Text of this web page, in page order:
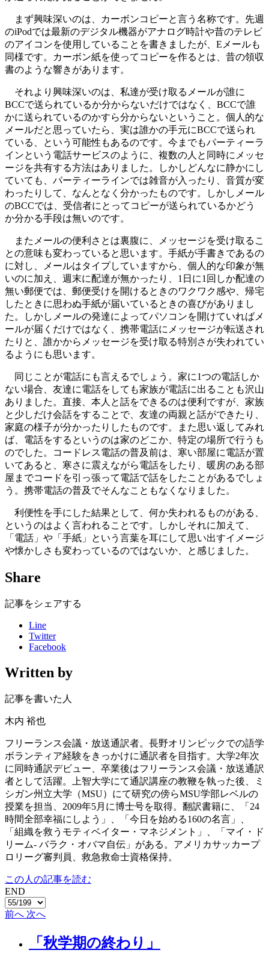
まず興味深いのは、カーボンコピーと言う名称です。先週
のiPodでは最新のデジタル機器がアナログ時計や昔のテレビ
のアイコンを使用していることを書きましたが、Eメールも
同様です。カーボン紙を使ってコピーを作るとは、昔の領収
書のような響きがあります。
それより興味深いのは、私達が受け取るメールが誰に
BCCで送られているか分からないだけではなく、BCCで誰
かに送られているのかすら分からないということ。個人的な
メールだと思っていたら、実は誰かの手元にBCCで送られ
ている、という可能性もあるのです。今までもパーティーラ
インという電話サービスのように、複数の人と同時にメッセ
ージを共有する方法はありました。しかしどんなに静かにし
ていても、パーティーラインでは雑音が入ったり、音質が変
わったりして、なんとなく分かったものです。しかしメール
のBCCでは、受信者にとってコピーが送られているかどう
か分かる手段は無いのです。
またメールの便利さとは裏腹に、メッセージを受け取るこ
との意味も変わっていると思います。手紙が手書きであるの
に対し、メールはタイプしていますから、個人的な印象が無
いのに加え、週末に配達が無かったり、1日に1回しか配達の
無い郵便では、郵便受けを開けるときのワクワク感や、帰宅
したときに思わぬ手紙が届いているときの喜びがありまし
た。しかしメールの発達によってパソコンを開けていればメ
ールが届くだけではなく、携帯電話にメッセージが転送され
たりと、誰かからメッセージを受け取る特別さが失われてい
るようにも思います。
同じことが電話にも言えるでしょう。家に1つの電話しか
ない場合、友達に電話をしても家族が電話に出ることも沢山
ありました。直接、本人と話をできるのは便利ですが、家族
と少しだけ会話をすることで、友達の両親と話ができたり、
家庭の様子が分かったりしたものです。また思い返してみれ
ば、電話をするというのは家のどこか、特定の場所で行うも
のでした。コードレス電話の普及前は、寒い部屋に電話が置
いてあると、寒さに震えながら電話をしたり、暖房のある部
屋までコードを引っ張って電話で話をしたことがあるでしょ
う。携帯電話の普及でそんなこともなくなりました。
利便性を手にした結果として、何か失われるものがある、
というのはよく言われることです。しかしそれに加えて、
「電話」や「手紙」という言葉を耳にして思い出すイメージ
や懐かしさも変わっているのではないか、と感じました。
Share
記事をシェアする
Line
Twitter
Facebook
Written by
記事を書いた人
木内 裕也
フリーランス会議・放送通訳者。長野オリンピックでの語学
ボランティア経験をきっかけに通訳者を目指す。大学2年次
に同時通訳デビュー、卒業後はフリーランス会議・放送通訳
者として活躍。上智大学にて通訳講座の教鞭を執った後、ミ
シガン州立大学（MSU）にて研究の傍らMSU学部レベルの
授業を担当、2009年5月に博士号を取得。翻訳書籍に、「24
時間全部幸福にしよう」、「今日を始める160の名言」、
「組織を救うモティベイター・マネジメント」、「マイ・ド
リーム- バラク・オバマ自伝」がある。アメリカサッカープ
ロリーグ審判員、救急救命士資格保持。
この人の記事を読む
END
前へ 次へ
「秋学期の終わり」